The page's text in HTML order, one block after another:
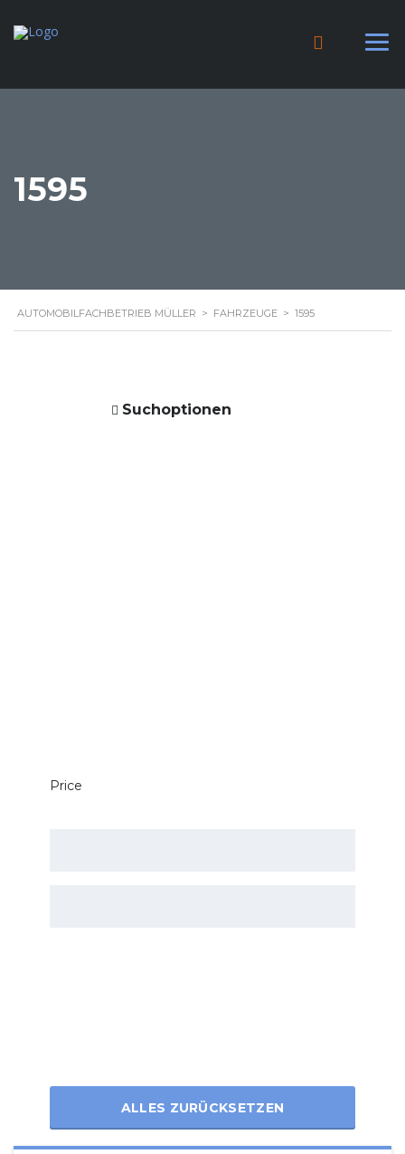
1595
AUTOMOBILFACHBETRIEB MÜLLER > FAHRZEUGE > 1595
Suchoptionen
Price
ALLES ZURÜCKSETZEN